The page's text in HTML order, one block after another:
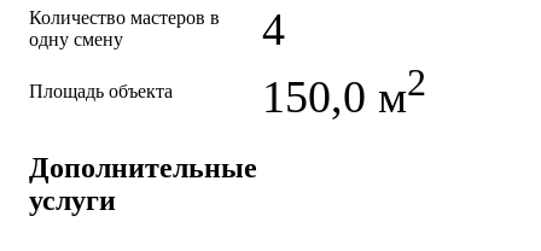
Количество мастеров в
одну смену
4
Площадь объекта 150,0 м2
Дополнительные
услуги